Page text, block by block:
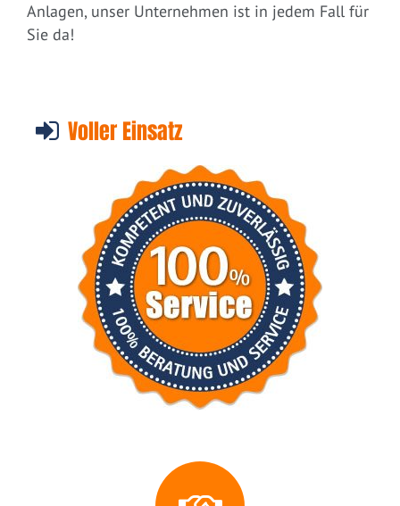
Anlagen, unser Unternehmen ist in jedem Fall für
Sie da!
Voller Einsatz